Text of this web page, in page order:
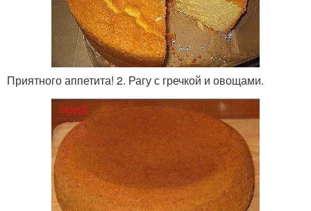
Приятного аппетита! 2. Рагу с гречкой и овощами.